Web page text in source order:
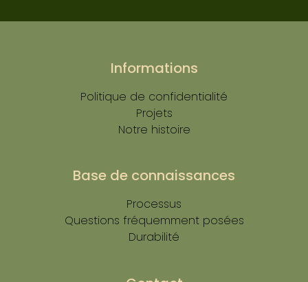
Informations
Politique de confidentialité
Projets
Notre histoire
Base de connaissances
Processus
Questions fréquemment posées
Durabilité